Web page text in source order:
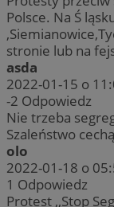
Polsce. Na Ś
stronie lub na
asda
2022-01-15 o
-2 Odpowiedz
Nie trzeba
Szaleństwo
olo
2022-01-18 o
1 Odpowiedz
Protest ,,Stop